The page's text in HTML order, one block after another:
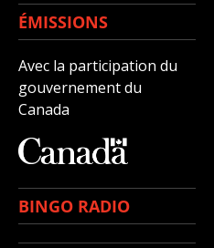
ÉMISSIONS
Avec la participation du
gouvernement du
Canada
BINGO RADIO